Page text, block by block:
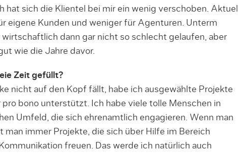
hat sich die Klien­tel bei mir ein wenig verschoben. Aktuell
eigene Kunden und weniger für Agentu­ren. Unterm
dann gar nicht so schlecht gelaufen, aber
wie die Jahre davor.
Zeit gefüllt?
nicht auf den Kopf fällt, habe ich ausgewählte Projekte
bono unterstützt. Ich habe viele tolle Menschen in
Umfeld, die sich ehrenamtlich engagieren. Wenn man
man im­mer Projekte, die sich über Hilfe im Bereich
freuen. Das werde ich natürlich auch